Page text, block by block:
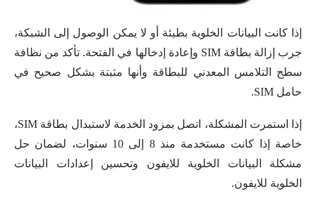
إذا كانت البيانات الخلوية بطيئة أو لا يمكن الوصول إلى الشبكة،
جرب إزالة بطاقة SIM وإعادة إدخالها في الفتحة. تأكد من نظافة
سطح التلامس المعدني للبطاقة وأنها مثبتة بشكل صحيح في
حامل SIM.
إذا استمرت المشكلة، اتصل بمزود الخدمة لاستبدال بطاقة SIM،
خاصة إذا كانت مستخدمة منذ 8 إلى 10 سنوات، لضمان حل
مشكلة البيانات الخلوية للايفون وتحسين إعدادات البيانات
الخلوية للايفون.